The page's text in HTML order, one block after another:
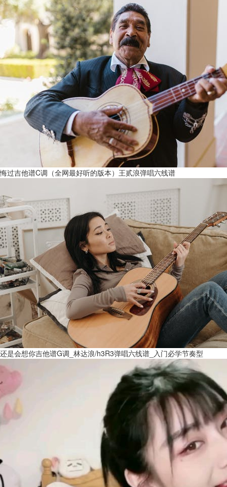
悔过吉他谱C调（全网最好听的版本）王贰浪弹唱六线谱
还是会想你吉他谱G调_林达浪/h3R3弹唱六线谱_入门必学节奏型